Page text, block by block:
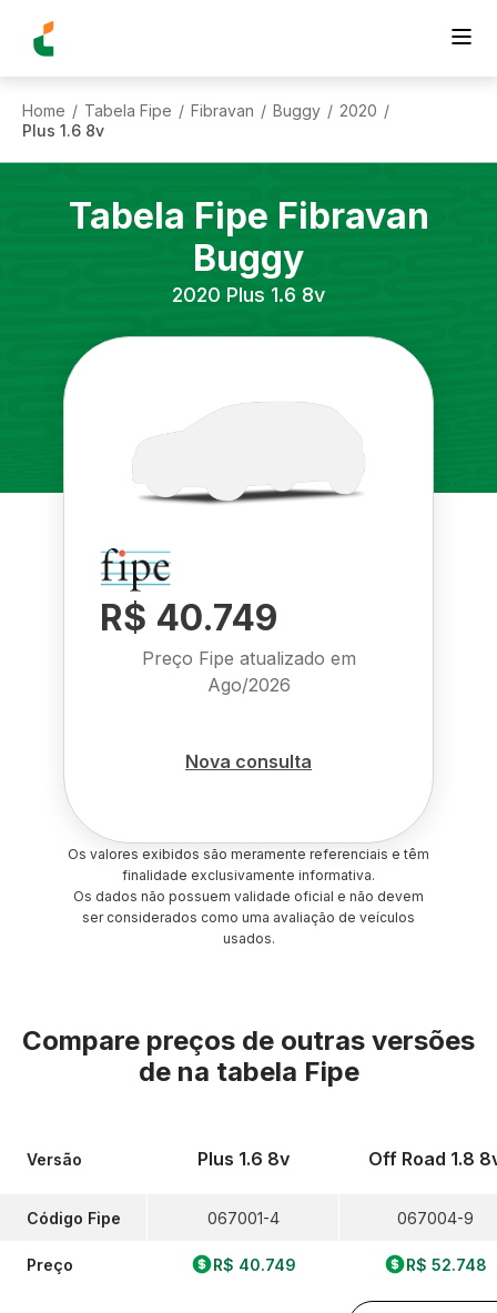
Home / Tabela Fipe / Fibravan / Buggy / 2020 /
Plus 1.6 8v
Tabela Fipe Fibravan
Buggy
2020 Plus 1.6 8v
R$ 40.749
Preço Fipe atualizado em
Ago/2026
Nova consulta
Os valores exibidos são meramente referenciais e têm
finalidade exclusivamente informativa.
Os dados não possuem validade oficial e não devem
ser considerados como uma avaliação de veículos
usados.
Compare preços de outras versões
de na tabela Fipe
Versão
Código Fipe
Preço
Plus 1.6 8v
067001-4
R$ 40.749
Off Road 1.8
067004-9
R$ 52.748